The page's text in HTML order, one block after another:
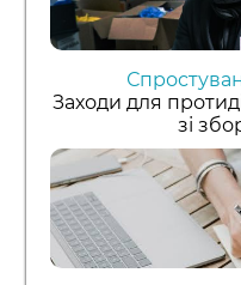
Заходи для
зі